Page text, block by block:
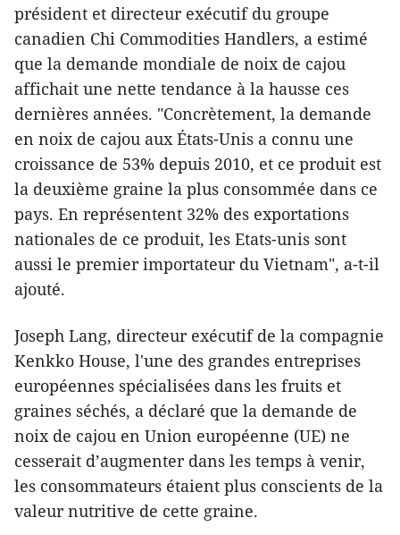
président et directeur exécutif du groupe
canadien Chi Commodities Handlers, a estimé
que la demande mondiale ​de noix de cajou
affichait une nette tendance ​à la hausse ces
dernières années. "Concrètement, la demande
en noix de cajou aux États-Unis a connu une
croissance de 53% depuis 2010, et ce produit est
la deuxième graine la plus consommée dans ce
pays. En représentent 32% des exportations
nationales de ce produit, ​les Etats-unis sont
aussi le premier importateur du Vietnam", a-t-il
ajouté.
Joseph Lang, directeur exécutif de la compagnie
Kenkko House, l'une des grandes entreprises
européennes spécialisées dans les fruits et
graines séchés, a déclaré que la demande de
noix de cajou en Union européenne (UE) ne
cesserait d’augmenter dans les temps à venir,
les consommateurs étaient plus conscients de la
valeur nutritive de cette graine.